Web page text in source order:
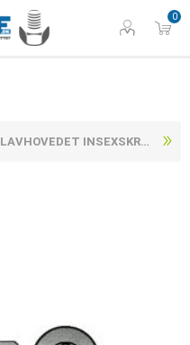
0
LAVHOVEDET INSEXSKRUE DIN 6912 ELFORZINKET (A2F) STÅL KL. 12.9 M12X30 (100 STK)